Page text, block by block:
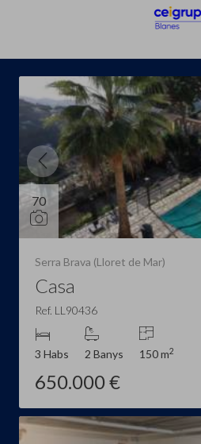
Destacats
70
Serra Brava (Lloret de Mar)
Casa
Ref. LL90436
3 Habs 2 Banys 150 m2
650.000 €